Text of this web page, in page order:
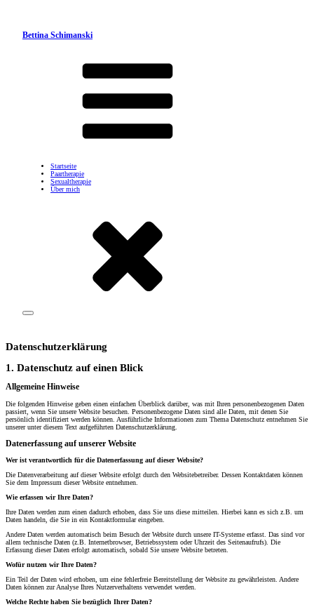
Bettina Schimanski
Startseite
Paartherapie
Sexualtherapie
Über mich
Datenschutzerklärung
1. Datenschutz auf einen Blick
Allgemeine Hinweise
Die folgenden Hinweise geben einen einfachen Überblick darüber, was mit Ihren personenbezogenen Daten
passiert, wenn Sie unsere Website besuchen. Personenbezogene Daten sind alle Daten, mit denen Sie
persönlich identifiziert werden können. Ausführliche Informationen zum Thema Datenschutz entnehmen Sie
unserer unter diesem Text aufgeführten Datenschutzerklärung.
Datenerfassung auf unserer Website
Wer ist verantwortlich für die Datenerfassung auf dieser Website?
Die Datenverarbeitung auf dieser Website erfolgt durch den Websitebetreiber. Dessen Kontaktdaten können
Sie dem Impressum dieser Website entnehmen.
Wie erfassen wir Ihre Daten?
Ihre Daten werden zum einen dadurch erhoben, dass Sie uns diese mitteilen. Hierbei kann es sich z.B. um
Daten handeln, die Sie in ein Kontaktformular eingeben.
Andere Daten werden automatisch beim Besuch der Website durch unsere IT-Systeme erfasst. Das sind vor
allem technische Daten (z.B. Internetbrowser, Betriebssystem oder Uhrzeit des Seitenaufrufs). Die
Erfassung dieser Daten erfolgt automatisch, sobald Sie unsere Website betreten.
Wofür nutzen wir Ihre Daten?
Ein Teil der Daten wird erhoben, um eine fehlerfreie Bereitstellung der Website zu gewährleisten. Andere
Daten können zur Analyse Ihres Nutzerverhaltens verwendet werden.
Welche Rechte haben Sie bezüglich Ihrer Daten?